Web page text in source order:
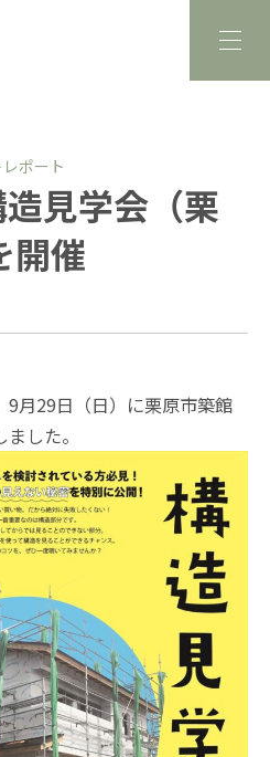
見学会（栗
開催
ポート
9月29日（日）に栗原市築館
した。